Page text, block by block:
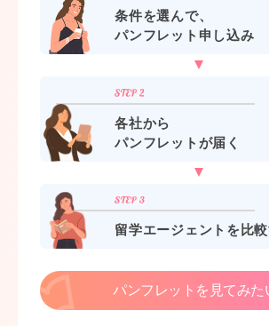
条件を選んで、
パンフレット申し込み
各社から
パンフレットが届く
留学エージェントを比
パンフレットを見てみた